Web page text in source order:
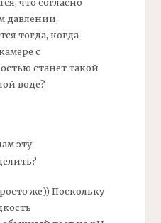
что согласно
давлении,
тогда, когда
с
станет такой
воде?
эту
же)) Поскольку